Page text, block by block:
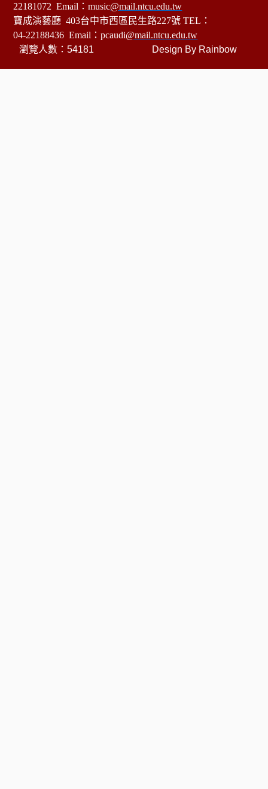
22181072 Email：music@mail.ntcu.edu.tw
寶成演藝廳 403台中市西區民生路227號 TEL：
04-22188436 Email：pcaudi@mail.ntcu.edu.tw
瀏覽人數：54181
Design By Rainbow